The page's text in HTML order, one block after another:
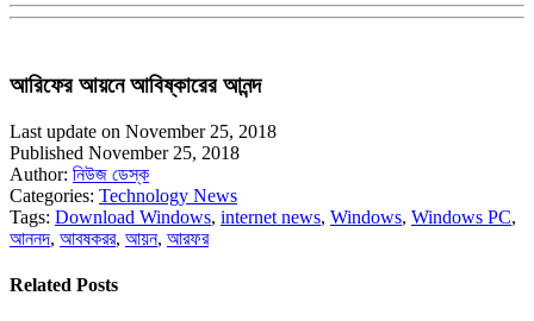
আরিফের আয়নে আবিষ্কারের আনন্দ
Last update on November 25, 2018
Published November 25, 2018
Author: নিউজ ডেস্ক
Categories: Technology News
Tags: Download Windows, internet news, Windows, Windows PC,
আননদ, আবষকরর, আয়ন, আরফর
Related Posts